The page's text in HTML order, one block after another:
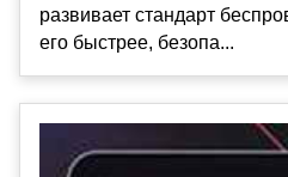
развивает стандарт
его быстрее, безопа...